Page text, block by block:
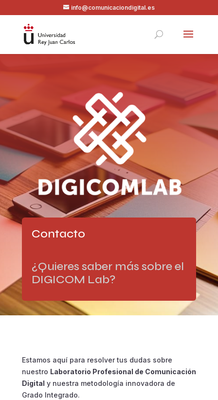
info@comunicaciondigital.es
Contacto
¿Quieres saber más sobre el
DIGICOM Lab?
Estamos aquí para resolver tus dudas sobre
nuestro Laboratorio Profesional de Comunicación
Digital y nuestra metodología innovadora de
Grado Integrado.